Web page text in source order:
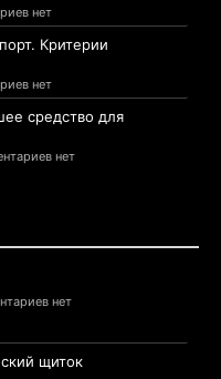
нет
Критерии
нет
средство для
нет
нет
щиток